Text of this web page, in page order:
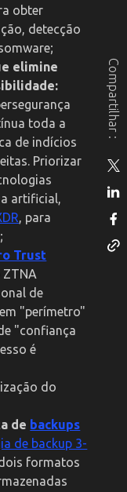
Compartilhar :
obter
detecção
elimine
toda a
de indícios
Priorizar
artificial,
, para
Trust
ZTNA
de
"perímetro"
"confiança
é
do
de backups
de backup 3-
formatos